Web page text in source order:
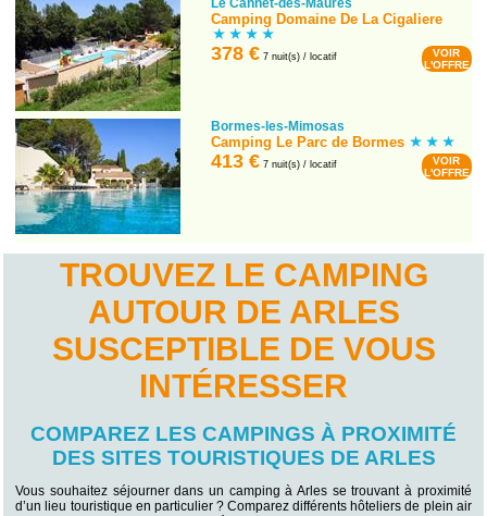
Le Cannet-des-Maures
Camping Domaine De La Cigaliere
378 € 7 nuit(s) / locatif
VOIR
L'OFFRE
Bormes-les-Mimosas
Camping Le Parc de Bormes
413 € 7 nuit(s) / locatif
VOIR
L'OFFRE
TROUVEZ LE CAMPING
AUTOUR DE ARLES
SUSCEPTIBLE DE VOUS
INTÉRESSER
COMPAREZ LES CAMPINGS À PROXIMITÉ
DES SITES TOURISTIQUES DE ARLES
Vous souhaitez séjourner dans un camping à Arles se trouvant à proximité
d’un lieu touristique en particulier ? Comparez différents hôteliers de plein air